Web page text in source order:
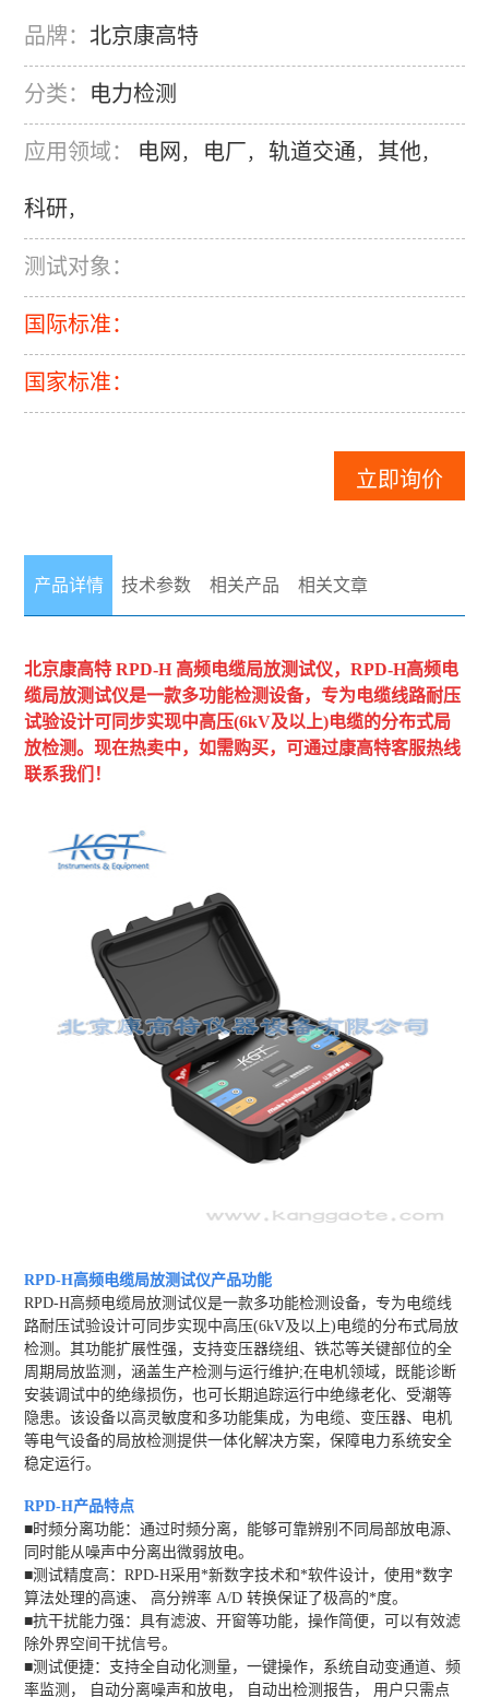
品牌：北京康高特
分类： 电力检测
应用领域： 电网 ， 电厂， 轨道交通， 其他，
科研，
测试对象：
国际标准：
国家标准：
立即询价
产品详情 技术参数 相关产品 相关文章
北京康高特 RPD-H 高频电缆局放测试仪，RPD-H高频电
缆局放测试仪是一款多功能检测设备，专为电缆线路耐压
试验设计可同步实现中高压(6kV及以上)电缆的分布式局
放检测。现在热卖中，如需购买，可通过康高特客服热线
联系我们！
RPD-H高频电缆局放测试仪产品功能
RPD-H高频电缆局放测试仪是一款多功能检测设备，专为电缆线
路耐压试验设计可同步实现中高压(6kV及以上)电缆的分布式局放
检测。其功能扩展性强，支持变压器绕组、铁芯等关键部位的全
周期局放监测，涵盖生产检测与运行维护;在电机领域，既能诊断
安装调试中的绝缘损伤，也可长期追踪运行中绝缘老化、受潮等
隐患。该设备以高灵敏度和多功能集成，为电缆、变压器、电机
等电气设备的局放检测提供一体化解决方案，保障电力系统安全
稳定运行。
RPD-H产品特点
■时频分离功能：通过时频分离，能够可靠辨别不同局部放电源、
同时能从噪声中分离出微弱放电。
■测试精度高：RPD-H采用*新数字技术和*软件设计，使用*数字
算法处理的高速、 高分辨率 A/D 转换保证了极高的*度。
■抗干扰能力强：具有滤波、开窗等功能，操作简便，可以有效滤
除外界空间干扰信号。
■测试便捷：支持全自动化测量，一键操作，系统自动变通道、频
率监测， 自动分离噪声和放电， 自动出检测报告， 用户只需点